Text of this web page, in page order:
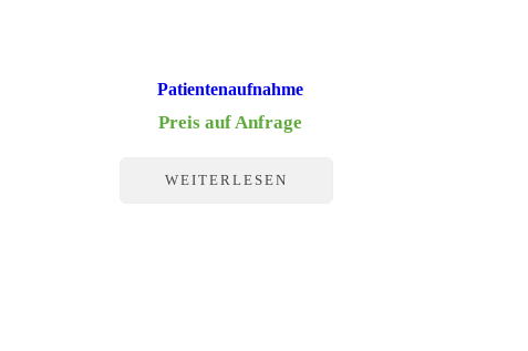
Patientenaufnahme
Preis auf Anfrage
WEITERLESEN